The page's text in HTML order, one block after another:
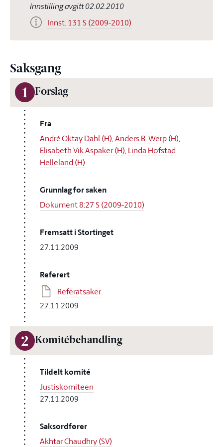
Innstilling avgitt 02.02.2010
Innst. 131 S (2009-2010)
Saksgang
1 Forslag
Fra
André Oktay Dahl (H),Anders B. Werp (H),
Elisabeth Vik Aspaker (H),Linda Hofstad
Helleland (H)
Grunnlag for saken
Dokument 8:27 S (2009-2010)
Fremsatt i Stortinget
27.11.2009
Referert
Referatsaker
27.11.2009
2 Komitébehandling
Tildelt komité
Justiskomiteen
27.11.2009
Saksordfører
Akhtar Chaudhry (SV)